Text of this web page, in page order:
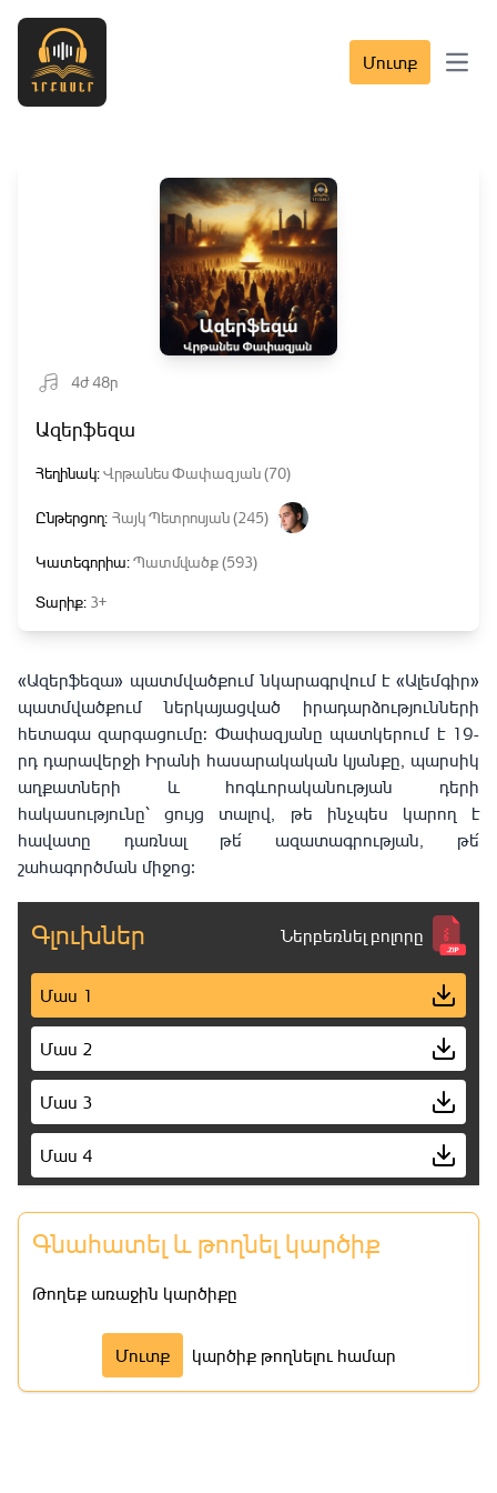
Մուտք Open
4ժ 48ր
Ազերֆեզա
Հեղինակ:Վրթանես Փափազյան (70)
Ընթերցող: Հայկ Պետրոսյան (245)
Կատեգորիա:Պատմվածք (593)
Տարիք: 3+
«Ազերֆեզա» պատմվածքում նկարագրվում է «Ալեմգիր»
պատմվածքում ներկայացված իրադարձությունների
հետագա զարգացումը: Փափազյանը պատկերում է 19-
րդ դարավերջի Իրանի հասարակական կյանքը, պարսիկ
աղքատների և հոգևորականության դերի
հակասությունը՝ ցույց տալով, թե ինչպես կարող է
հավատը դառնալ թե՛ ազատագրության, թե՛
շահագործման միջոց։
Գլուխներ Ներբեռնել բոլորը
Մաս 1
Մաս 2
Մաս 3
Մաս 4
Մաս 5
Գնահատել և թողնել կարծիք
Թողեք առաջին կարծիքը
Մուտք կարծիք թողնելու համար